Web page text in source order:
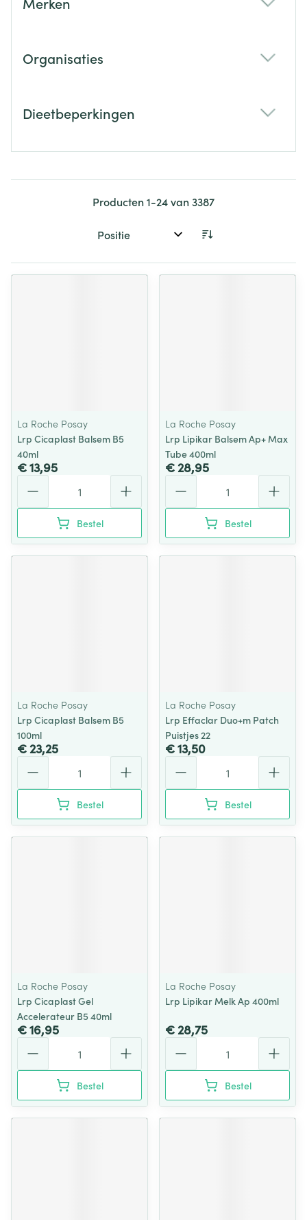
Organisaties
Dieetbeperkingen
Producten1-24van3387
Sorteer op:
La Roche Posay
Lrp Cicaplast Balsem B5
40ml
€ 13,95
Bestel
La Roche Posay
Lrp Lipikar Balsem Ap+ Max
Tube 400ml
€ 28,95
Bestel
La Roche Posay
Lrp Cicaplast Balsem B5
100ml
€ 23,25
Bestel
La Roche Posay
Lrp Effaclar Duo+m Patch
Puistjes 22
€ 13,50
Bestel
La Roche Posay
Lrp Cicaplast Gel
Accelerateur B5 40ml
€ 16,95
Bestel
La Roche Posay
Lrp Lipikar Melk Ap 400ml
€ 28,75
Bestel